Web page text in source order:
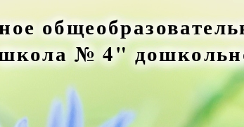
№ 4"